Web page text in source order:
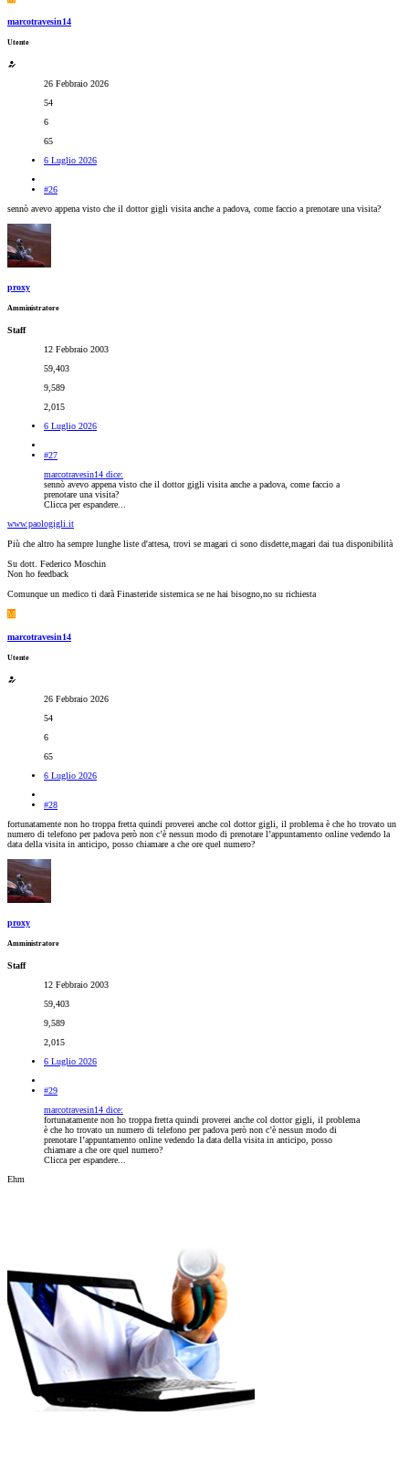
marcotravesin14
Utente
26 Febbraio 2026
54
6
65
6 Luglio 2026
#26
sennò avevo appena visto che il dottor gigli visita anche a padova, come faccio a prenotare una visita?
proxy
Amministratore
Staff
12 Febbraio 2003
59,403
9,589
2,015
6 Luglio 2026
#27
marcotravesin14 dice:
sennò avevo appena visto che il dottor gigli visita anche a padova, come faccio a
prenotare una visita?
Clicca per espandere...
www.paologigli.it
Più che altro ha sempre lunghe liste d'attesa, trovi se magari ci sono disdette,magari dai tua disponibilità
Su dott. Federico Moschin
Non ho feedback
Comunque un medico ti darà Finasteride sistemica se ne hai bisogno,no su richiesta
M
marcotravesin14
Utente
26 Febbraio 2026
54
6
65
6 Luglio 2026
#28
fortunatamente non ho troppa fretta quindi proverei anche col dottor gigli, il problema è che ho trovato un
numero di telefono per padova però non c’è nessun modo di prenotare l’appuntamento online vedendo la
data della visita in anticipo, posso chiamare a che ore quel numero?
proxy
Amministratore
Staff
12 Febbraio 2003
59,403
9,589
2,015
6 Luglio 2026
#29
marcotravesin14 dice:
fortunatamente non ho troppa fretta quindi proverei anche col dottor gigli, il problema
è che ho trovato un numero di telefono per padova però non c’è nessun modo di
prenotare l’appuntamento online vedendo la data della visita in anticipo, posso
chiamare a che ore quel numero?
Clicca per espandere...
Ehm